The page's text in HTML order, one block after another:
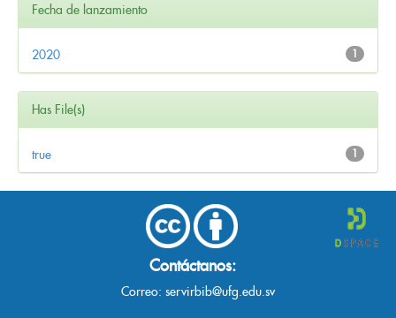
Fecha de lanzamiento
1
2020
Has File(s)
1
true
Contáctanos:
Correo: servirbib@ufg.edu.sv